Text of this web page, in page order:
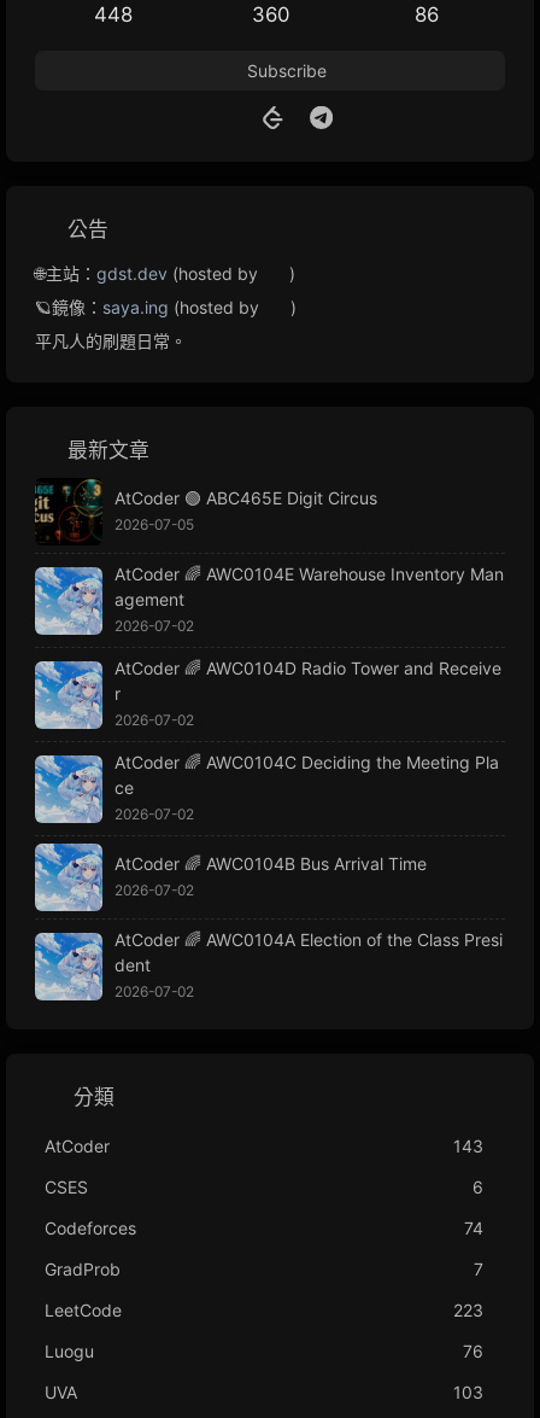
448 360 86
Subscribe
公告
🌐主站： gdst.dev (hosted by
)
🪐鏡像： saya.ing (hosted by
)
平凡人的刷題日常。
最新文章
AtCoder 🟢 ABC465E Digit Circus
2026-07-05
AtCoder 🌈 AWC0104E Warehouse Inventory Man
agement
2026-07-02
AtCoder 🌈 AWC0104D Radio Tower and Receive
r
2026-07-02
AtCoder 🌈 AWC0104C Deciding the Meeting Pla
ce
2026-07-02
AtCoder 🌈 AWC0104B Bus Arrival Time
2026-07-02
AtCoder 🌈 AWC0104A Election of the Class Presi
dent
2026-07-02
分類
AtCoder
143
CSES
6
Codeforces
74
GradProb
7
LeetCode
223
Luogu
76
UVA
103